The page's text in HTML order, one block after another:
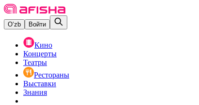
O‘zb Войти
Кино
Концерты
Театры
Рестораны
Выставки
Знания